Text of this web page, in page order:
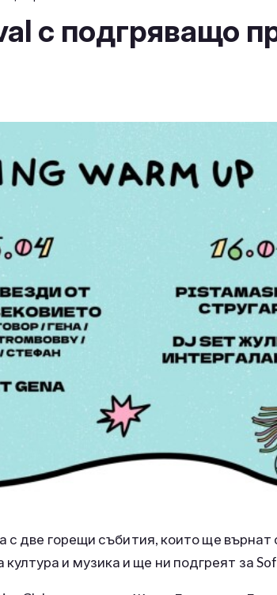
с подгряващо
с две горещи събития, които ще
и музика и ще ни подгреят за